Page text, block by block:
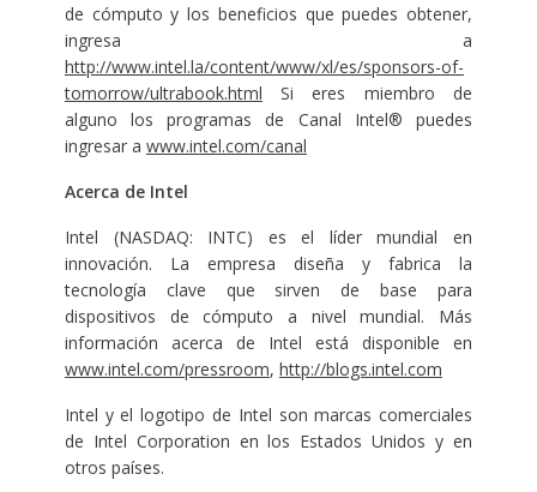
de cómputo y los beneficios que puedes obtener,
ingresa a
http://www.intel.la/content/www/xl/es/sponsors-of-
tomorrow/ultrabook.html Si eres miembro de
alguno los programas de Canal Intel® puedes
ingresar a www.intel.com/canal
Acerca de Intel
Intel (NASDAQ: INTC) es el líder mundial en
innovación. La empresa diseña y fabrica la
tecnología clave que sirven de base para
dispositivos de cómputo a nivel mundial. Más
información acerca de Intel está disponible en
www.intel.com/pressroom, http://blogs.intel.com
Intel y el logotipo de Intel son marcas comerciales
de Intel Corporation en los Estados Unidos y en
otros países.